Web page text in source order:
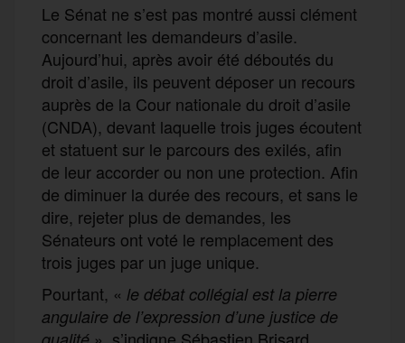
Le Sénat ne s’est pas montré aussi clément
concernant les demandeurs d’asile.
Aujourd’hui, après avoir été déboutés du
droit d’asile, ils peuvent déposer un recours
auprès de la Cour nationale du droit d’asile
(CNDA), devant laquelle trois juges écoutent
et statuent sur le parcours des exilés, afin
de leur accorder ou non une protection. Afin
de diminuer la durée des recours, et sans le
dire, rejeter plus de demandes, les
Sénateurs ont voté le remplacement des
trois juges par un juge unique.
Pourtant, « le débat collégial est la pierre
angulaire de l’expression d’une justice de
», s’indigne Sébastien Brisard,